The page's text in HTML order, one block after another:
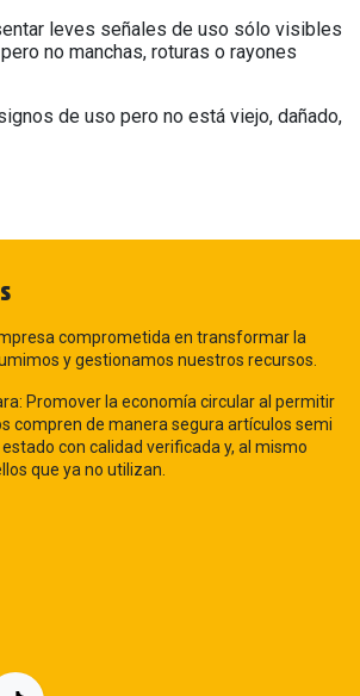
leves señales de uso sólo visibles
no manchas, roturas o rayones
de uso pero no está viejo, dañado,
comprometida en transformar la
y gestionamos nuestros recursos.
Promover la economía circular al permitir
compren de manera segura artículos semi
con calidad verificada y, al mismo
que ya no utilizan.